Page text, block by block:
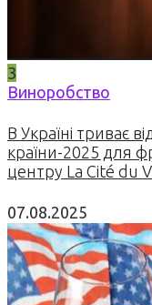
3
Виноробство
В Україні триває
країни-2025 для
центру La Cité du
07.08.2025